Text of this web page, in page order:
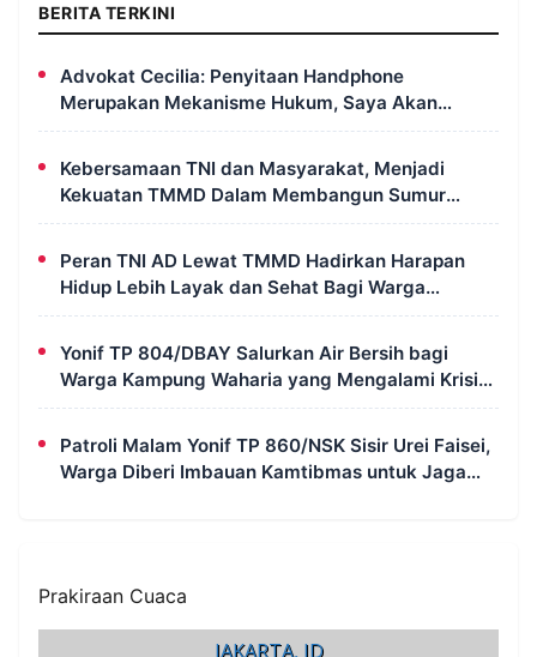
BERITA TERKINI
Advokat Cecilia: Penyitaan Handphone
Merupakan Mekanisme Hukum, Saya Akan
Kooperatif Apabila Diminta Penyidik dan Tidak
Kebersamaan TNI dan Masyarakat, Menjadi
Kekuatan TMMD Dalam Membangun Sumur
Galian di Wanam
Peran TNI AD Lewat TMMD Hadirkan Harapan
Hidup Lebih Layak dan Sehat Bagi Warga
Kampung Wanam
Yonif TP 804/DBAY Salurkan Air Bersih bagi
Warga Kampung Waharia yang Mengalami Krisis
Air
Patroli Malam Yonif TP 860/NSK Sisir Urei Faisei,
Warga Diberi Imbauan Kamtibmas untuk Jaga
Prakiraan Cuaca
JAKARTA, ID